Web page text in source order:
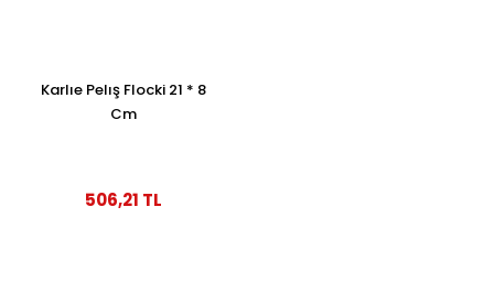
Karlıe Pelış Flocki 21 * 8
Cm
506,21 TL